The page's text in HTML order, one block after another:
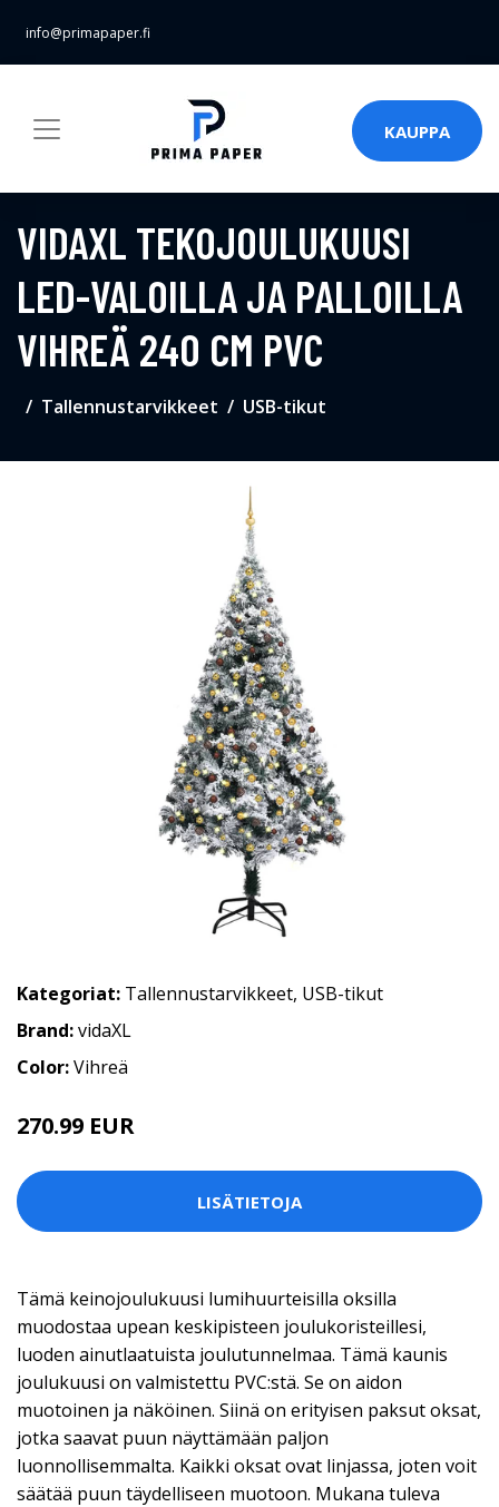
info@primapaper.fi
KAUPPA
VIDAXL TEKOJOULUKUUSI
LED-VALOILLA JA PALLOILLA
VIHREÄ 240 CM PVC
Tallennustarvikkeet USB-tikut
Kategoriat: Tallennustarvikkeet, USB-tikut
Brand:vidaXL
Color:Vihreä
270.99 EUR
LISÄTIETOJA
Tämä keinojoulukuusi lumihuurteisilla oksilla
muodostaa upean keskipisteen joulukoristeillesi,
luoden ainutlaatuista joulutunnelmaa. Tämä kaunis
joulukuusi on valmistettu PVC:stä. Se on aidon
muotoinen ja näköinen. Siinä on erityisen paksut oksat,
jotka saavat puun näyttämään paljon
luonnollisemmalta. Kaikki oksat ovat linjassa, joten voit
säätää puun täydelliseen muotoon. Mukana tuleva